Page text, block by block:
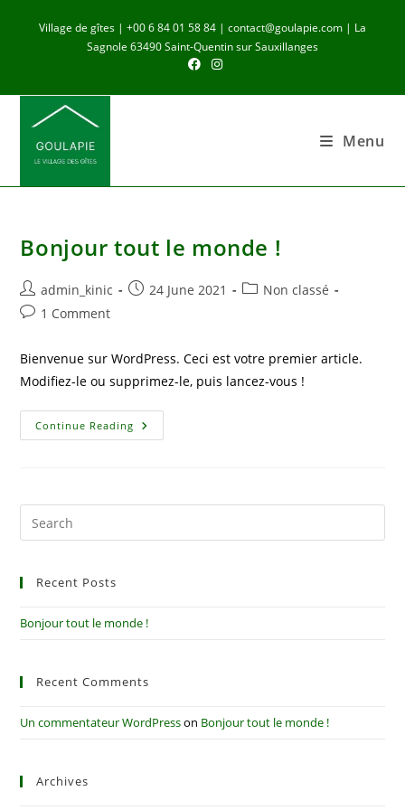
Village de gîtes | +00 6 84 01 58 84 | contact@goulapie.com | La
Sagnole 63490 Saint-Quentin sur Sauxillanges
Menu
Bonjour tout le monde !
Post
author:
admin_kinic
Post24 June 2021
PostNon classé
Post1 Comment
Bienvenue sur WordPress. Ceci est votre premier article.
Modifiez-le ou supprimez-le, puis lancez-vous !
Continue Reading Bonjour
Tout
Recent Posts
Bonjour tout le monde !
Recent Comments
Un commentateur WordPresson Bonjour tout le monde !
Archives